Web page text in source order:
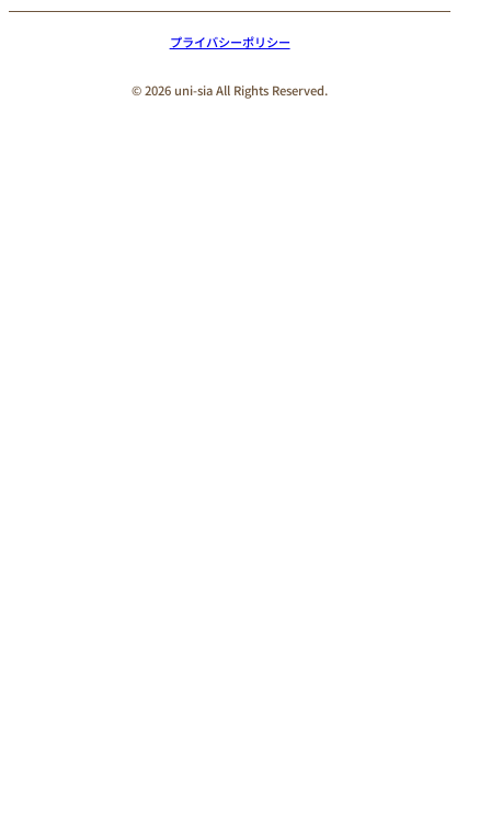
プライバシーポリシー
© 2026 uni-sia All Rights Reserved.